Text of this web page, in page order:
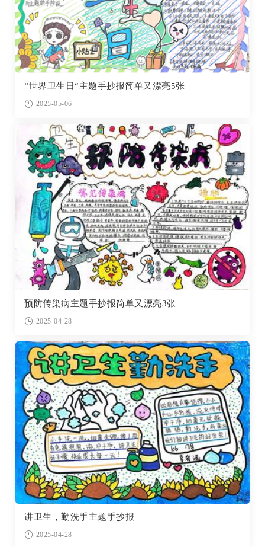
”世界卫生日“主题手抄报简单又漂亮5张
2025-05-06
预防传染病主题手抄报简单又漂亮3张
2025-04-28
讲卫生，勤洗手主题手抄报
2025-04-28